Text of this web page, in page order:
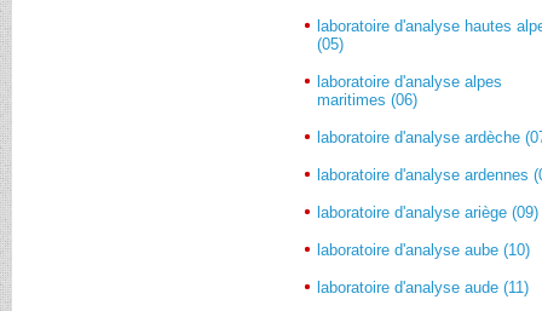
laboratoire d'analyse hautes
(05)
laboratoire d'analyse alpes
maritimes (06)
laboratoire d'analyse ardèche
laboratoire d'analyse ardennes
laboratoire d'analyse ariège (09)
laboratoire d'analyse aube (10)
laboratoire d'analyse aude (11)